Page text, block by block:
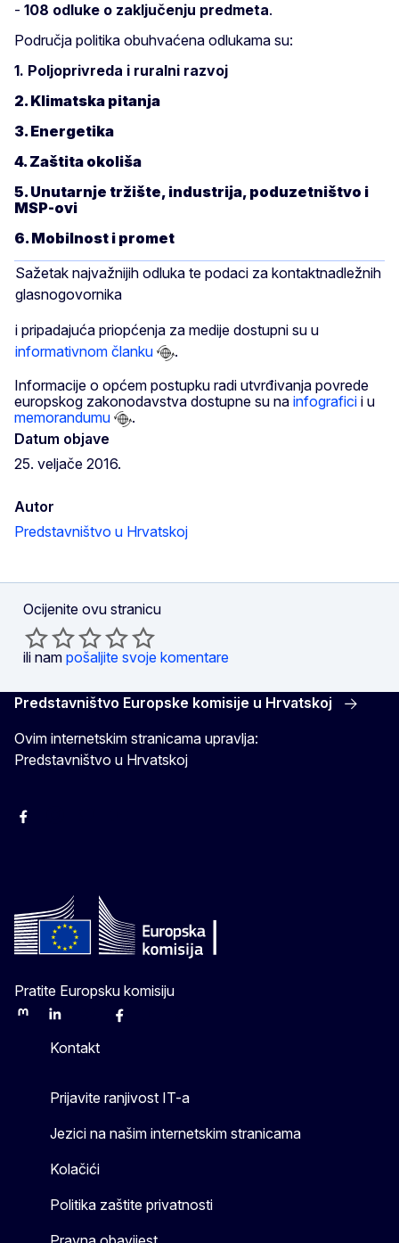
- 108 odluke o zaključenju predmeta.
Područja politika obuhvaćena odlukama su:
1. Poljoprivreda i ruralni razvoj
2. Klimatska pitanja
3. Energetika
4. Zaštita okoliša
5. Unutarnje tržište, industrija, poduzetništvo i
MSP-ovi
6. Mobilnost i promet
Sažetak najvažnijih odluka te podaci za kontaktnadležnih
glasnogovornika
i pripadajuća priopćenja za medije dostupni su u
informativnom članku
.
Informacije o općem postupku radi utvrđivanja povrede
europskog zakonodavstva dostupne su na infografici i u
memorandumu
.
Datum objave
25. veljače 2016.
Autor
Predstavništvo u Hrvatskoj
Ocijenite ovu stranicu
ili nam pošaljite svoje komentare
Predstavništvo Europske komisije u Hrvatskoj
Ovim internetskim stranicama upravlja:
Predstavništvo u Hrvatskoj
Facebook
Pratite Europsku komisiju
MastodonLinkedInBlueskyFacebook
Kontakt
Prijavite ranjivost IT-a
Jezici na našim internetskim stranicama
Kolačići
Politika zaštite privatnosti